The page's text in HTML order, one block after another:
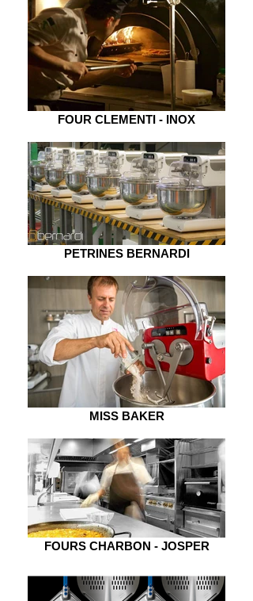
FOUR CLEMENTI - INOX
PETRINES BERNARDI
MISS BAKER
FOURS CHARBON - JOSPER